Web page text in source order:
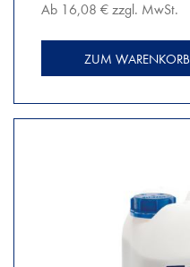
Ab 16,08 € zzgl. MwSt.
ZUM WARENKORB